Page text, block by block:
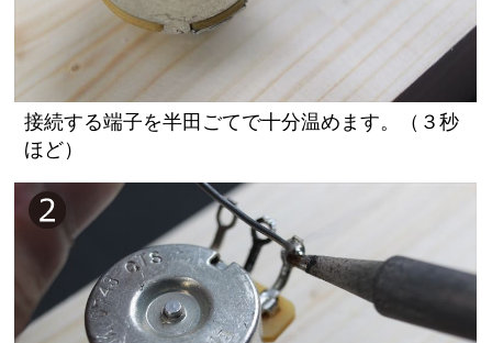
接続する端子を半田ごてで十分温めます。（３秒
ほど）